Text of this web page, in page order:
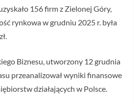
156 firm z Zielonej Góry,
rynkowa w grudniu 2025 r. była
Biznesu, utworzony 12 grudnia
przeanalizował wyniki finansowe
działających w Polsce.